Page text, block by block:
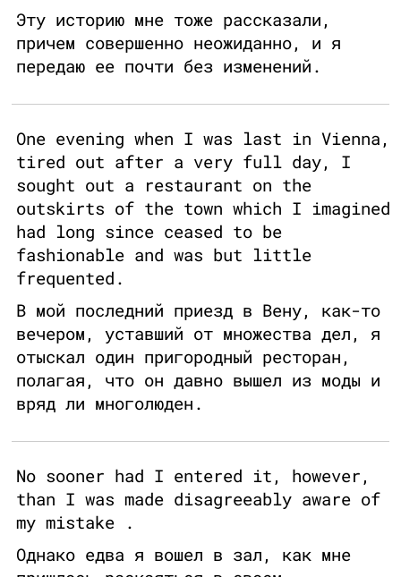
Эту историю мне тоже рассказали,
причем совершенно неожиданно, и я
передаю ее почти без изменений.
One evening when I was last in Vienna,
tired out after a very full day, I
sought out a restaurant on the
outskirts of the town which I imagined
had long since ceased to be
fashionable and was but little
frequented.
В мой последний приезд в Вену, как-то
вечером, уставший от множества дел, я
отыскал один пригородный ресторан,
полагая, что он давно вышел из моды и
вряд ли многолюден.
No sooner had I entered it, however,
than I was made disagreeably aware of
my mistake .
Однако едва я вошел в зал, как мне